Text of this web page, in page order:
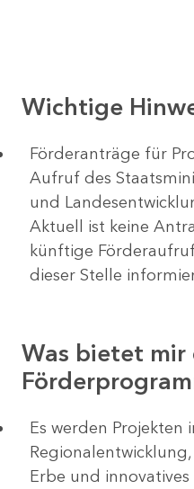
Wichtige
Förderanträge für
Aufruf des
und
Aktuell ist keine
künftige
dieser Stelle
Was bietet mir
Es werden Projekten
Erbe und